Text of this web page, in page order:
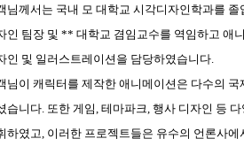
님께서는 국내 모 대학교 시각디자인학과를 졸
인 팀장 및**대학교 겸임교수를 역임하고 애
인 및 일러스트레이션을 담당하였습니다
님이 캐릭터를 제작한 애니메이션은 다수의
습니다 또한 게임 ,테마파크 ,행사 디자인 등
하였고 이러한 프로젝트들은 유수의 언론사